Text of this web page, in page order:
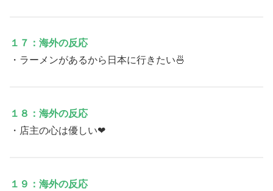
１７：海外の反応
・ラーメンがあるから日本に行きたい🍜
１８：海外の反応
・店主の心は優しい❤
１９：海外の反応